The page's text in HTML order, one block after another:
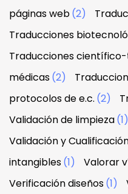
páginas web(2)
Traducciones
Traducciones
médicas(2)
protocolos de e.c. (2)
Validación de limpieza(1)
Validación y
intangibles(1) Valorar
Verificación diseños(1)